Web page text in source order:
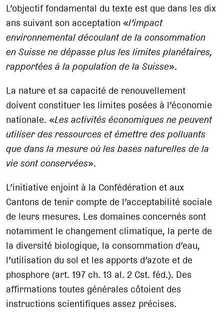
L’objectif fondamental du texte est que dans les dix
ans suivant son acceptation «l’impact
environnemental découlant de la consommation
en Suisse ne dépasse plus les limites planétaires,
rapportées à la population de la Suisse».
La nature et sa capacité de renouvellement
doivent constituer les limites posées à l’économie
nationale. «Les activités économiques ne peuvent
utiliser des ressources et émettre des polluants
que dans la mesure où les bases naturelles de la
vie sont conservées».
L’initiative enjoint à la Confédération et aux
Cantons de tenir compte de l’acceptabilité sociale
de leurs mesures. Les domaines concernés sont
notamment le changement climatique, la perte de
la diversité biologique, la consommation d’eau,
l’utilisation du sol et les apports d’azote et de
phosphore (art. 197 ch. 13 al. 2 Cst. féd.). Des
affirmations toutes générales côtoient des
instructions scientifiques assez précises.